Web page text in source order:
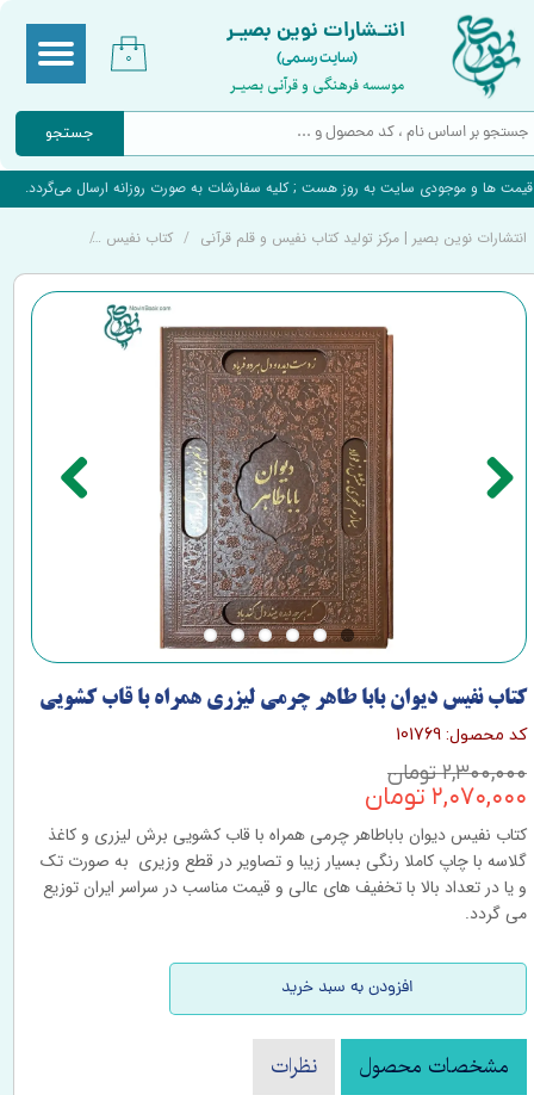
جستجو
۰
انتـشارات نوین بصیـر
موسسه فرهنگی و قرآنی بصیـر
(سایت رسمی)
قیمت ها و موجودی سایت به روز هست ; کلیه سفارشات به صورت روزانه ارسال می‌گردد.
انتشارات نوین بصیر | مرکز تولید کتاب نفیس و قلم قرآنی کتاب نفیس
کتاب نفیس دیوان بابا طاهر چرمی لیزری همراه با قاب کشویی
کد محصول: 101769
۲,۳۰۰,۰۰۰ تومان
۲,۰۷۰,۰۰۰ تومان
کتاب نفیس دیوان باباطاهر چرمی همراه با قاب کشویی برش لیزری و کاغذ
گلاسه با چاپ کاملا رنگی بسیار زیبا و تصاویر در قطع وزیری به صورت تک
و یا در تعداد بالا با تخفیف های عالی و قیمت مناسب در سراسر ایران توزیع
می گردد.
افزودن به سبد خرید
مشخصات محصول نظرات